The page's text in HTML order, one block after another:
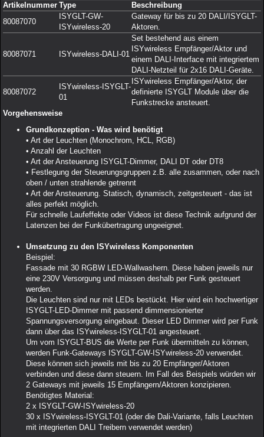
Artikelnummer Type
Beschreibung
80087070
ISYGLT-GW-
ISYwireless-20
Gateway für bis zu 20 DALI/ISYGLT-
Aktoren.
80087071 ISYwireless-DALI-01
Set bestehend aus einem
ISYwireless Empfänger/Aktor und
einem DALI-Interface mit integriertem
DALI-Netzteil für 2x16 DALI-Geräte.
80087072
ISYwireless-ISYGLT-
01
ISYwireless Empfänger/Aktor, der
definierte ISYGLT Module über die
Funkstrecke ansteuert.
Vorgehensweise
Grundkonzeption - Was wird benötigt
• Art der Leuchten (Monochrom, HCL, RGB)
• Anzahl der Leuchten
• Art der Ansteuerung ISYGLT-Dimmer, DALI DT oder DT8
• Festlegung der Steuerungsgruppen z.B. alle zusammen, oder nach
oben / unten strahlende getrennt
• Art der Ansteuerung. Statisch, dynamisch, zeitgesteuert - das ist
alles perfekt möglich.
Für schnelle Laufeffekte oder Videos ist diese Technik aufgrund der
Latenzen bei der Funkübertragung ungeeignet.
Umsetzung zu den ISYwireless Komponenten
Beispiel:
Fassade mit 30 RGBW LED-Wallwashern. Diese haben jeweils nur
eine 230V Versorgung und müssen deshalb per Funk gesteuert
werden.
Die Leuchten sind nur mit LEDs bestückt. Hier wird ein hochwertiger
ISYGLT-LED-Dimmer mit passend dimmensionierter
Spannungsversorgung eingebaut. Dieser LED Dimmer wird per Funk
dann über das ISYwireless-ISYGLT-01 angesteuert.
Um vom ISYGLT-BUS die Werte per Funk übermitteln zu können,
werden Funk-Gateways ISYGLT-GW-ISYwireless-20 verwendet.
Diese können sich jeweils mit bis zu 20 Empfänger/Aktoren
verbinden und diese dann steuern. Im Fall des Beispiels würden wir
2 Gateways mit jeweils 15 Empfängern/Aktoren konzipieren.
Benötigtes Material:
2 x ISYGLT-GW-ISYwireless-20
30 x ISYwireless-ISYGLT-01 (oder die Dali-Variante, falls Leuchten
mit integrierten DALI Treibern verwendet werden)